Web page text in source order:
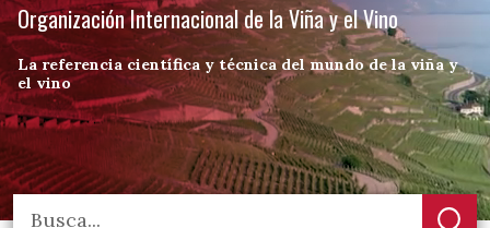
Organización Internacional de la Viña y el Vino
La referencia científica y técnica del mundo de la viña y
el vino